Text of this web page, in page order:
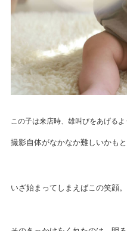
この子は来店時、雄叫びをあげるよ
撮影自体がなかなか難しいかも
いざ始まってしまえばこの笑顔。